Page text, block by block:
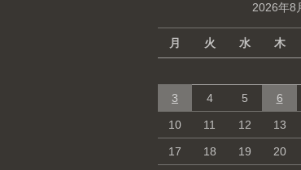
2026年8
月 火 水 木
3 4 5 6
10 11 12 13
17 18 19 20